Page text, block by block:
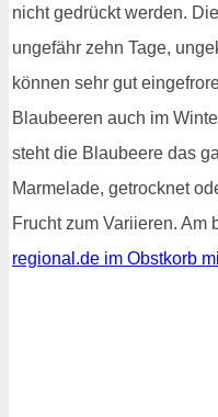
nicht gedrückt werden.
ungefähr zehn Tage,
können sehr gut
Blaubeeren auch im
steht die Blaubeere das
Marmelade, getrocknet
Frucht zum Variieren. Am
regional.de im Obstkorb